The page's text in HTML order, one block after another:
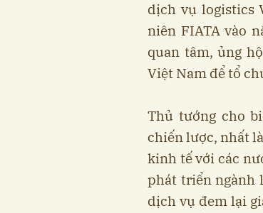
dịch vụ logistics
niên FIATA vào
quan tâm, ủng
Việt Nam để tổ
Thủ tướng cho
chiến lược, nhất
kinh tế với các
phát triển ngành
dịch vụ đem lại